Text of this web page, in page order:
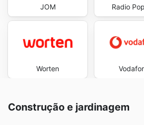
JOM
Worten
Radio
Construção e jardinagem